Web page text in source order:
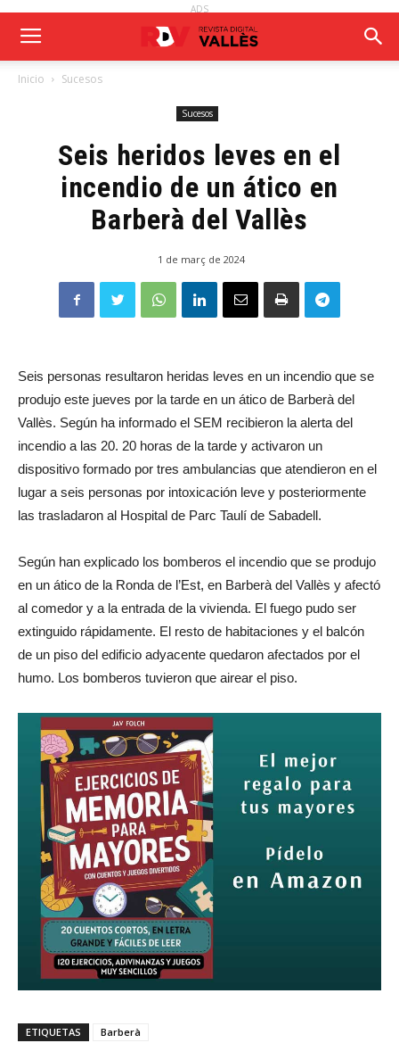
ADS
Inicio Sucesos
Sucesos
Seis heridos leves en el
incendio de un ático en
Barberà del Vallès
1 de març de 2024
Seis personas resultaron heridas leves en un incendio que se
produjo este jueves por la tarde en un ático de Barberà del
Vallès. Según ha informado el SEM recibieron la alerta del
incendio a las 20. 20 horas de la tarde y activaron un
dispositivo formado por tres ambulancias que atendieron en el
lugar a seis personas por intoxicación leve y posteriormente
las trasladaron al Hospital de Parc Taulí de Sabadell.
Según han explicado los bomberos el incendio que se produjo
en un ático de la Ronda de l’Est, en Barberà del Vallès y afectó
al comedor y a la entrada de la vivienda. El fuego pudo ser
extinguido rápidamente. El resto de habitaciones y el balcón
de un piso del edificio adyacente quedaron afectados por el
humo. Los bomberos tuvieron que airear el piso.
ETIQUETAS Barberà